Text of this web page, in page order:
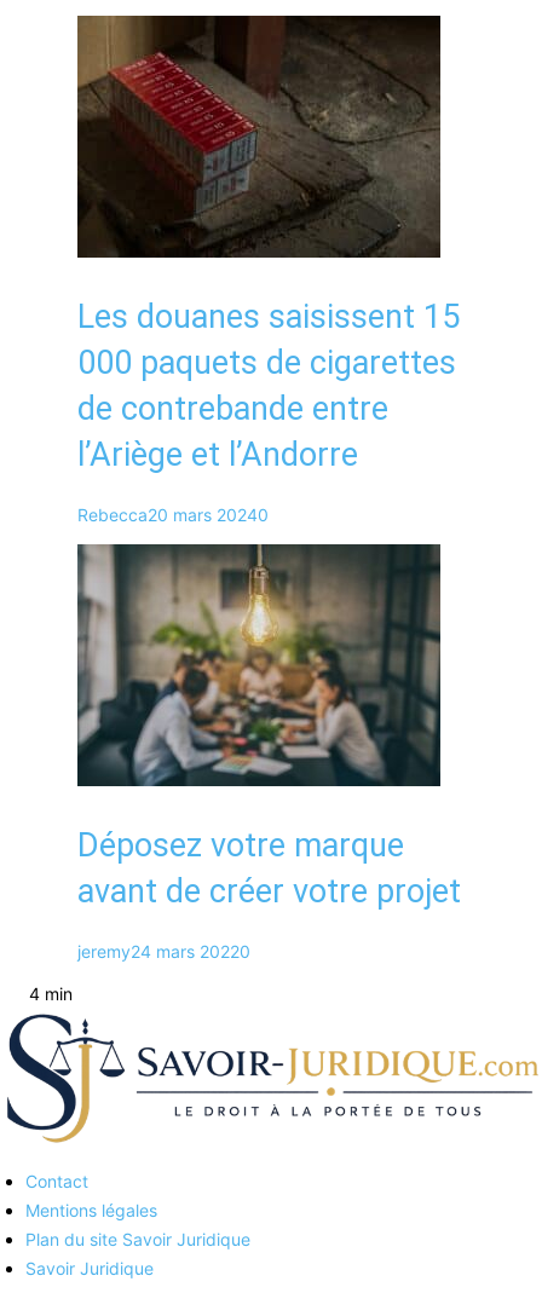
Les douanes saisissent 15
000 paquets de cigarettes
de contrebande entre
l’Ariège et l’Andorre
Rebecca20 mars 20240
Déposez votre marque
avant de créer votre projet
jeremy24 mars 20220
4 min
Savoirs juridiques
Contact
Mentions légales
Plan du site Savoir Juridique
Savoir Juridique